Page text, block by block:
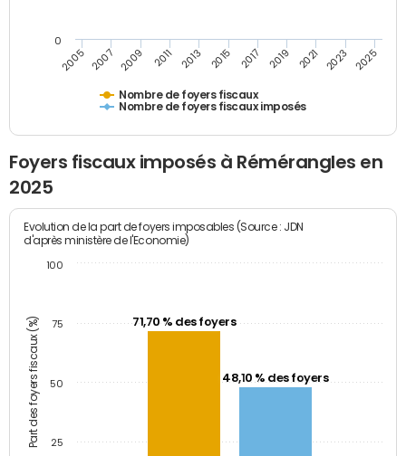
Nombre de foyers fiscaux
Nombre de foyers fiscaux imposés
2005 2007 2009 2011 2013 2015 2017 2019 2021 2023 2025
0
Foyers fiscaux imposés à Rémérangles en
2025
Part des foyers fiscaux (%)
Evolution de la part de foyers imposables (Source : JDN
d'après ministère de l'Economie)
71,70 % des foyers
48,10 % des foyers
25
50
75
100